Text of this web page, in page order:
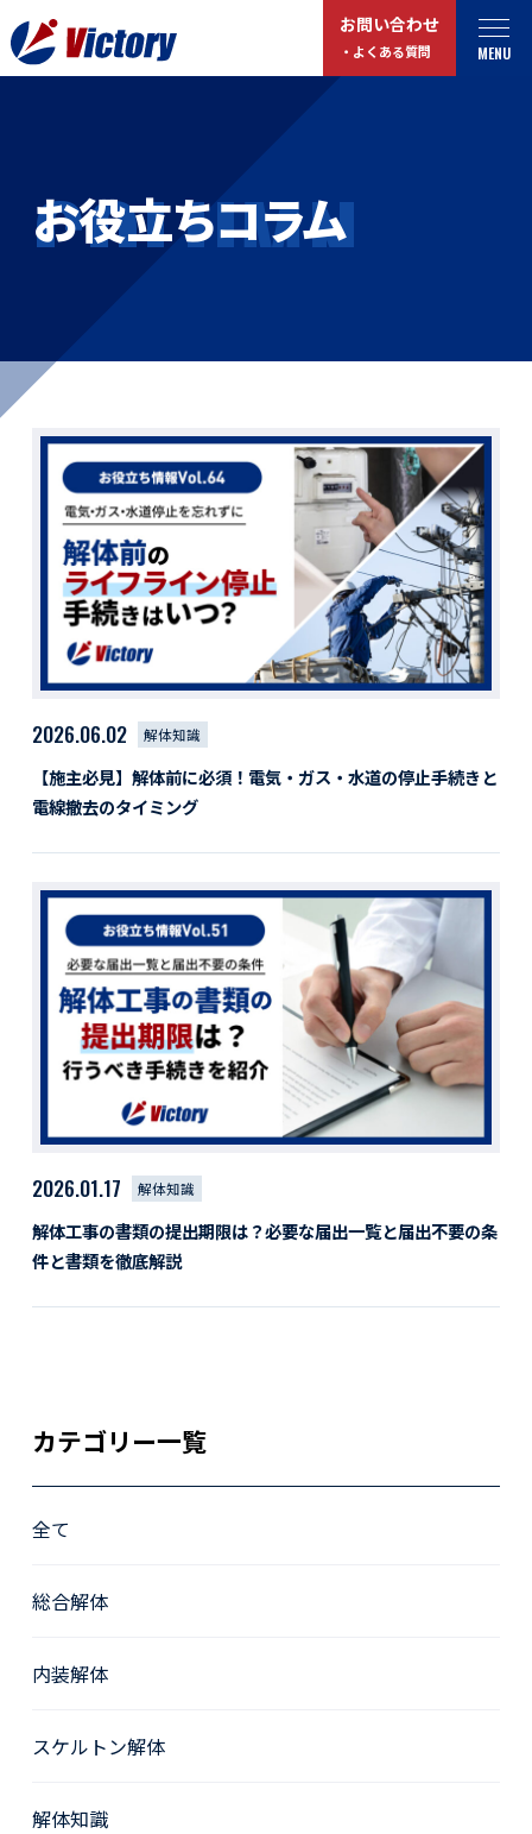
MENU
お問い合わせ
・よくある質問
事業紹介
総合解体 / 解体事業
産業廃棄物収集/ 運搬
企業概要
サステナビリティ
活動レポート
最新情報
お役立ちコラム
マイページログイン
採用情報
社員紹介
社員インタビュー
募集要項一覧
採用エントリー
よくある質問
Social link
サイト内検索
お役立ちコラム
COLUMN
2026.06.02 解体知識
【施主必見】解体前に必須！電気・ガス・水道の停止手続きと
電線撤去のタイミング
2026.01.17 解体知識
解体工事の書類の提出期限は？必要な届出一覧と届出不要の条
件と書類を徹底解説
カテゴリー一覧
全て
総合解体
内装解体
スケルトン解体
解体知識